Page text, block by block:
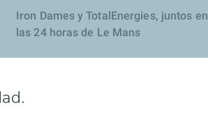
Iron Dames y TotalEnergies, juntos en
las 24 horas de Le Mans